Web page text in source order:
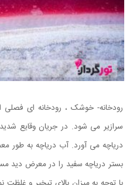
رودخانه- خوشک ، رودخانه ای فصلی
سرازیر می شود. در جریان وقایع
دریاچه می آورد. آب دریاچه به طور
بستر دریاچه سفید را در معرض دید